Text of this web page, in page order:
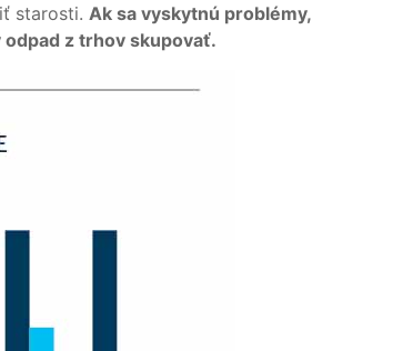
starosti. Ak sa vyskytnú problémy,
z trhov skupovať.